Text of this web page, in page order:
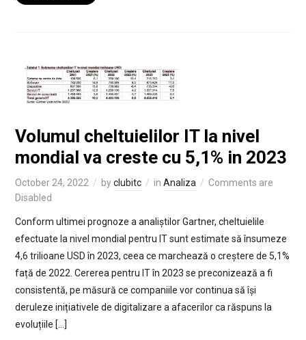
Volumul cheltuielilor IT la nivel
mondial va creste cu 5,1% in 2023
October 24, 2022 byclubitc in Analiza
Comments are
Disabled
Conform ultimei prognoze a analiștilor Gartner, cheltuielile
efectuate la nivel mondial pentru IT sunt estimate să însumeze
4,6 trilioane USD în 2023, ceea ce marchează o creștere de 5,1%
față de 2022. Cererea pentru IT în 2023 se preconizează a fi
consistentă, pe măsură ce companiile vor continua să își
deruleze inițiativele de digitalizare a afacerilor ca răspuns la
evoluțiile […]